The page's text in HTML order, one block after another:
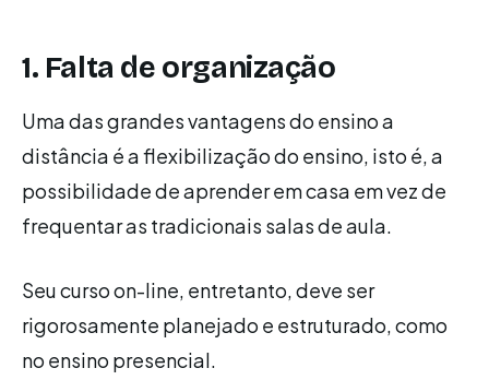
1. Falta de organização
Uma das grandes vantagens do ensino a
distância é a flexibilização do ensino, isto é, a
possibilidade de aprender em casa em vez de
frequentar as tradicionais salas de aula.
Seu curso on-line, entretanto, deve ser
rigorosamente planejado e estruturado, como
no ensino presencial.